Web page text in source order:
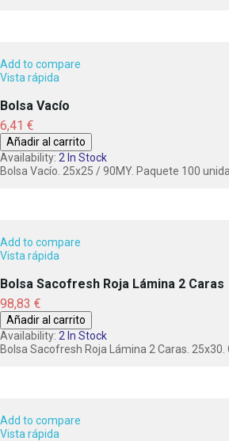
Add to compare
Vista rápida
Bolsa Vacío
Precio
6,41 €
Añadir al carrito
Availability: 2 In Stock
Bolsa Vacío. 25x25 / 90MY. Paquete 100
Add to compare
Vista rápida
Bolsa Sacofresh Roja Lámina 2 Caras
Precio
98,83 €
Añadir al carrito
Availability: 2 In Stock
Bolsa Sacofresh Roja Lámina 2 Caras. 25x30.
Add to compare
Vista rápida